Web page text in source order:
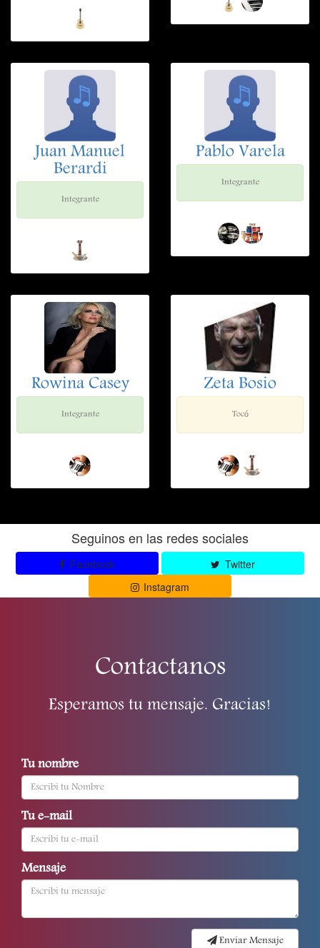
Juan Manuel
Berardi
Integrante
Pablo Varela
Integrante
Rowina Casey
Integrante
Zeta Bosio
Tocó
Seguinos en las redes sociales
Facebook
Twitter
Instagram
Contactanos
Esperamos tu mensaje. Gracias!
Tu nombre
Tu e-mail
Mensaje
Enviar Mensaje